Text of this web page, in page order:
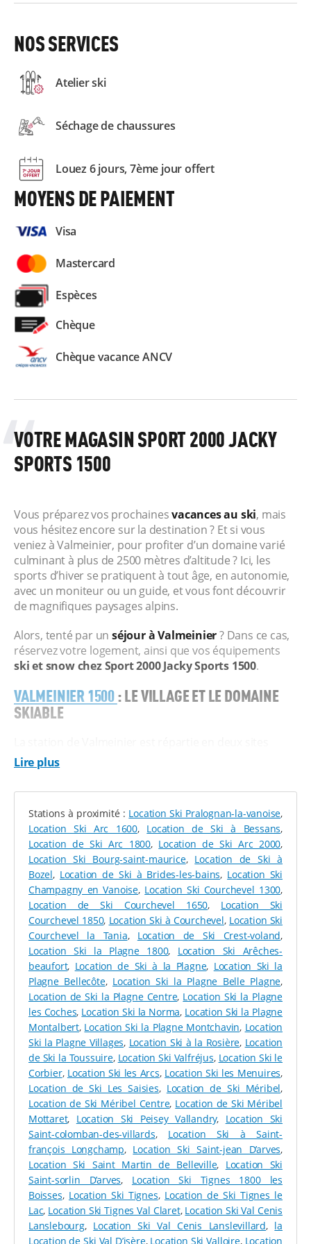
NOS SERVICES
Atelier ski
Séchage de chaussures
Louez 6 jours, 7ème jour offert
MOYENS DE PAIEMENT
Visa
Mastercard
Espèces
Chèque
Chèque vacance ANCV
VOTRE MAGASIN SPORT 2000 JACKY
SPORTS 1500
Vous préparez vos prochainesvacances au ski, mais
vous hésitez encore sur la destination ? Et si vous
veniez à Valmeinier, pour profiter d’un domaine varié
culminant à plus de 2500 mètres d’altitude ? Ici, les
sports d’hiver se pratiquent à tout âge, en autonomie,
avec un moniteur ou un guide, et vous font découvrir
de magnifiques paysages alpins.
Alors, tenté par un séjour à Valmeinier? Dans ce cas,
réservez votre logement, ainsi que vos équipements
ski et snow chez Sport 2000 Jacky Sports 1500.
VALMEINIER 1500: LE VILLAGE ET LE DOMAINE
SKIABLE
principaux : Valmeinier 1500 et 1800. Pour un accès
facile, une plus grande tranquillité durant vos vacances
et un accès plus rapide aux versants de Valloire,
commerces essentiels et des restaurants y sont
présents, et vous pouvez évidemment y pratiquer une
multitude d’activités hivernales. Via le télésiège du Roi,
direction lespistes des secteurs Gros Crey et Pointe
de la Sandonière, et via le télésiège Armera, vous
rejoignez l’autre versant du domaine de Valmeinier et
vous pouvez vous dirigervers Valloire
Qu’importe votre niveau et vos sports d’hiver favoris,
vous avez ainsi un accès direct à l’ensemble du
domaine Galibier Thabor et ses 160 km de pistes. De
quoi découvrir chaque jour de nouvelles pistes et de
nouveaux paysages en ski alpin ou en snowboard, mais
aussi de parcourir les espaces ludiques familiaux, les
snowparks ou pourquoi pas de tenter un baptême en
parapente. Pour vous éloigner des sentiers battus,
sachez que le domaine skiable dispose aussi despots
hors-piste, d’itinéraires de ski de randonnéeet de
sentiers piétons.
TOUT L’ESSENTIEL DE LA GLISSE EST CHEZ SPORT
2000 JACKY SPORTS 1500
Besoin de louer votre matériel ? Rendez-vous sur lesite
de location de Sport 2000 Jacky Sports 1500. Tous les
équipements indispensables y sont proposés aux
meilleurs prix, que vous vouliez un pack deskis alpins
débutants, un snowboard pour enfant, desskis
Lire plus
Stations à proximité : Location Ski Pralognan-la-vanoise,
Location Ski Arc 1600, Location de Ski à Bessans,
Location de Ski Arc 1800, Location de Ski Arc 2000,
Location Ski Bourg-saint-maurice, Location de Ski à
Bozel, Location de Ski à Brides-les-bains, Location Ski
Champagny en Vanoise, Location Ski Courchevel 1300,
Location de Ski Courchevel 1650, Location Ski
Courchevel 1850, Location Ski à Courchevel, Location Ski
Courchevel la Tania, Location de Ski Crest-voland,
Location Ski la Plagne 1800, Location Ski Arêches-
beaufort, Location de Ski à la Plagne, Location Ski la
Plagne Bellecôte, Location Ski la Plagne Belle Plagne,
Location de Ski la Plagne Centre, Location Ski la Plagne
les Coches, Location Ski la Norma, Location Ski la Plagne
Montalbert, Location Ski la Plagne Montchavin, Location
Ski la Plagne Villages, Location Ski à la Rosière, Location
de Ski la Toussuire, Location Ski Valfréjus, Location Ski le
Corbier, Location Ski les Arcs, Location Ski les Menuires,
Location de Ski Les Saisies, Location de Ski Méribel,
Location de Ski Méribel Centre, Location de Ski Méribel
Mottaret, Location Ski Peisey Vallandry, Location Ski
Saint-colomban-des-villards, Location Ski à Saint-
françois Longchamp, Location Ski Saint-jean D’arves,
Location Ski Saint Martin de Belleville, Location Ski
Saint-sorlin D’arves, Location Ski Tignes 1800 les
Boisses, Location Ski Tignes, Location de Ski Tignes le
Lac, Location Ski Tignes Val Claret, Location Ski Val Cenis
Lanslebourg, Location Ski Val Cenis Lanslevillard, la
Location de Ski Val D’isère, Location Ski Valloire, Location